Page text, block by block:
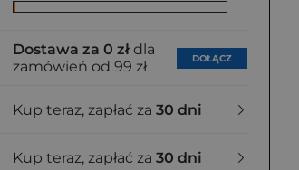
Dostawa za 0 zł dla
zamówień od 99 zł
DOŁĄCZ
Kup teraz, zapłać za 30 dni
Kup teraz, zapłać za 30 dni